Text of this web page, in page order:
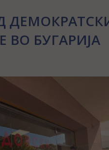
БУГАРИЈА